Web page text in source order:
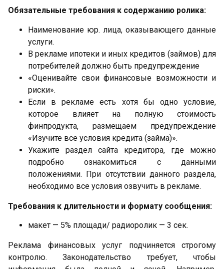
Обязательные требования к содержанию ролика:
Наименование юр. лица, оказывающего данные
услуги.
В рекламе ипотеки и иных кредитов (займов) для
потребителей должно быть предупреждение
«Оценивайте свои финансовые возможности и
риски».
Если в рекламе есть хотя бы одно условие,
которое влияет на полную стоимость
финпродукта, размещаем предупреждение
«Изучите все условия кредита (займа)».
Укажите раздел сайта кредитора, где можно
подробно ознакомиться с данными
положениями. При отсутствии данного раздела,
необходимо все условия озвучить в рекламе.
Требования к длительности и формату сообщения:
макет — 5% площади/ радиоролик — 3 сек.
Реклама финансовых услуг подчиняется строгому
контролю. Законодательство требует, чтобы